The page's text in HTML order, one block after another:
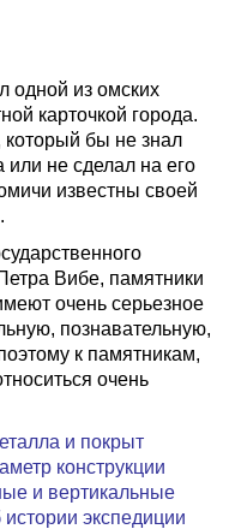
одной из омских
карточкой города.
который бы не знал
или не сделал на его
известны своей
Вибе, памятники
очень серьезное
познавательную,
к памятникам,
очень
и покрыт
конструкции
и вертикальные
экспедиции